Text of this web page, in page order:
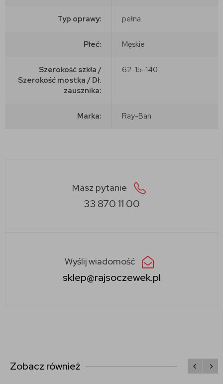
Typ oprawy: pełna
Płeć: Męskie
Szerokość szkła /
Szerokość mostka / Dł.
zausznika:
62-15-140
Marka: Ray-Ban
Masz pytanie
33 870 11 00
Wyślij wiadomość
sklep@rajsoczewek.pl
Zobacz również